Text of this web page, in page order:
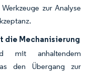
zur Analyse
die Mechanisierung
mit anhaltendem
den Übergang zur